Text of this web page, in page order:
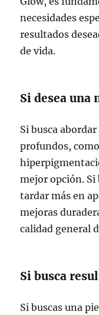
necesidades
resultados
de vida.
Si desea una
Si busca
profundos,
mejor opción. Si
tardar más en
mejoras
calidad general
Si busca
Si buscas una